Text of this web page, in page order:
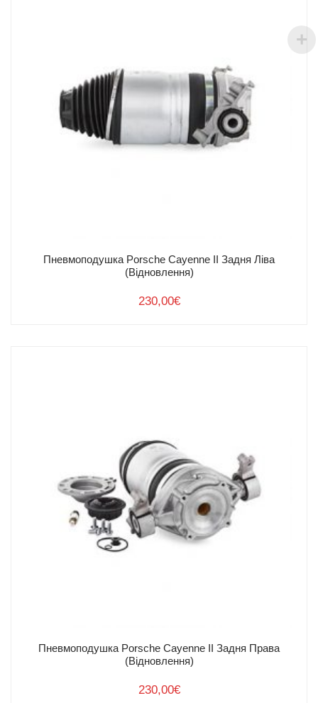
Пневмоподушка Porsche Cayenne II Задня Ліва
(Відновлення)
230,00€
Пневмоподушка Porsche Cayenne II Задня Права
(Відновлення)
230,00€